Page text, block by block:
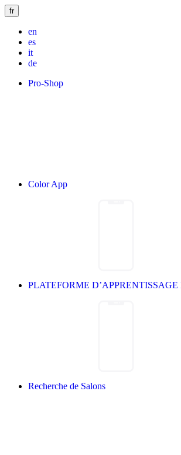
fr
en
es
it
de
Pro-Shop
Color App
PLATEFORME
Recherche de Salons